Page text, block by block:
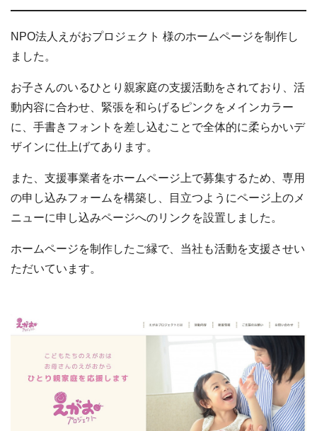
NPO法人えがおプロジェクト 様のホームページを制作し
ました。
お子さんのいるひとり親家庭の支援活動をされており、活
動内容に合わせ、緊張を和らげるピンクをメインカラー
に、手書きフォントを差し込むことで全体的に柔らかいデ
ザインに仕上げてあります。
また、支援事業者をホームページ上で募集するため、専用
の申し込みフォームを構築し、目立つようにページ上のメ
ニューに申し込みページへのリンクを設置しました。
ホームページを制作したご縁で、当社も活動を支援させい
ただいています。